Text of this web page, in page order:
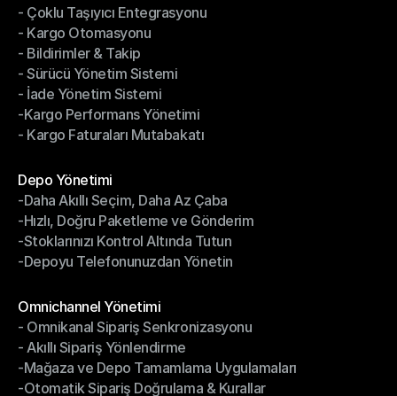
- İndirimli Fiyatlarla Gönderim
- Çoklu Taşıyıcı Entegrasyonu
- Çoklu Taşıyıcı Entegrasyonu
- Kargo Otomasyonu
- Kargo Otomasyonu
- Bildirimler & Takip
- Bildirimler & Takip
- Sürücü Yönetim Sistemi
- Sürücü Yönetim Sistemi
- İade Yönetim Sistemi
- İade Yönetim Sistemi
-Kargo Performans Yönetimi
-Kargo Performans Yönetimi
- Kargo Faturaları Mutabakatı
Depo Yönetimi
Depo Yönetimi
-Daha Akıllı Seçim, Daha Az Çaba
-Daha Akıllı Seçim, Daha Az Çaba
-Hızlı, Doğru Paketleme ve Gönderim
-Hızlı, Doğru Paketleme ve Gönderim
-Stoklarınızı Kontrol Altında Tutun
-Stoklarınızı Kontrol Altında Tutun
-Depoyu Telefonunuzdan Yönetin
Omnichannel Yönetimi
Omnichannel Yönetimi
- Omnikanal Sipariş Senkronizasyonu
- Omnikanal Sipariş Senkronizasyonu
- Akıllı Sipariş Yönlendirme
- Akıllı Sipariş Yönlendirme
-Mağaza ve Depo Tamamlama Uygulamaları
-Mağaza ve Depo Tamamlama Uygulamaları
-Otomatik Sipariş Doğrulama & Kurallar